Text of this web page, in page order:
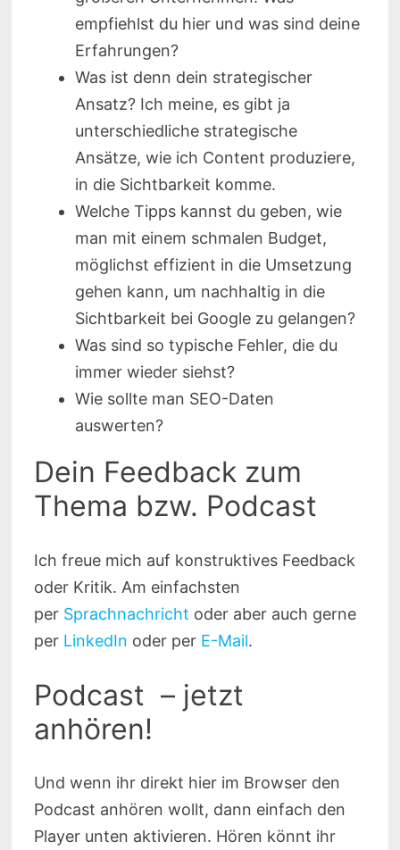
empfiehlst du hier und was sind deine
Erfahrungen?
Was ist denn dein strategischer
Ansatz? Ich meine, es gibt ja
unterschiedliche strategische
Ansätze, wie ich Content produziere,
in die Sichtbarkeit komme.
Welche Tipps kannst du geben, wie
man mit einem schmalen Budget,
möglichst effizient in die Umsetzung
gehen kann, um nachhaltig in die
Sichtbarkeit bei Google zu gelangen?
Was sind so typische Fehler, die du
immer wieder siehst?
Wie sollte man SEO-Daten
auswerten?
Dein Feedback zum
Thema bzw. Podcast
Ich freue mich auf konstruktives Feedback
oder Kritik. Am einfachsten
per Sprachnachricht oder aber auch gerne
per LinkedIn oder per E-Mail.
Podcast – jetzt
anhören!
Und wenn ihr direkt hier im Browser den
Podcast anhören wollt, dann einfach den
Player unten aktivieren. Hören könnt ihr